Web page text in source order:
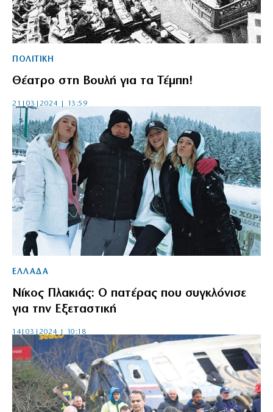
ΠΟΛΙΤΙΚΗ
Θέατρο στη Βουλή για τα Τέμπη!
21|03|2024 | 13:59
ΕΛΛΑΔΑ
Νίκος Πλακιάς: Ο πατέρας που συγκλόνισε
για την Εξεταστική
14|03|2024 | 10:18